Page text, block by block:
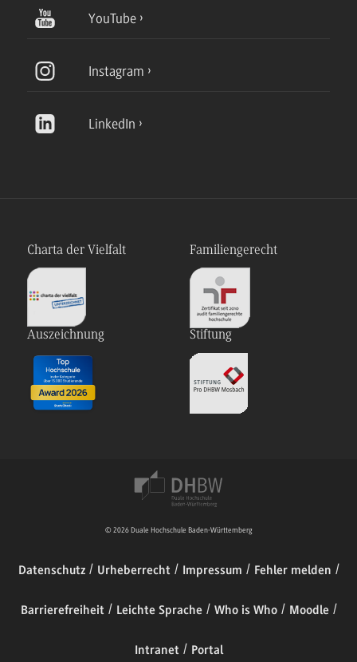
YouTube
Instagram
LinkedIn
Charta der Vielfalt Familiengerecht
Auszeichnung Stiftung
© 2026 Duale Hochschule Baden-Württemberg
Datenschutz Urheberrecht Impressum Fehler melden
Barrierefreiheit Leichte Sprache Who is Who Moodle
Intranet Portal